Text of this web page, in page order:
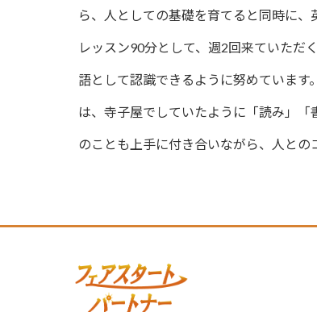
ら、人としての基礎を育てると同時に
レッスン90分として、週2回来ていただ
語として認識できるように努めていま
は、寺子屋でしていたように「読み」
のことも上手に付き合いながら、人との